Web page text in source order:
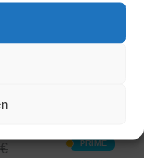
PRIME
PRIME